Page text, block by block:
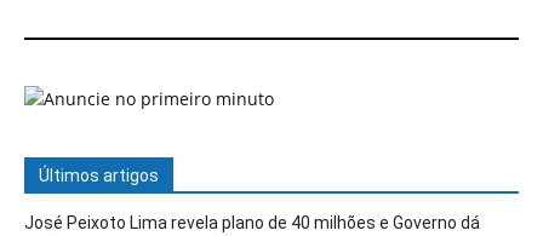
Últimos artigos
José Peixoto Lima revela plano de 40 milhões e Governo dá